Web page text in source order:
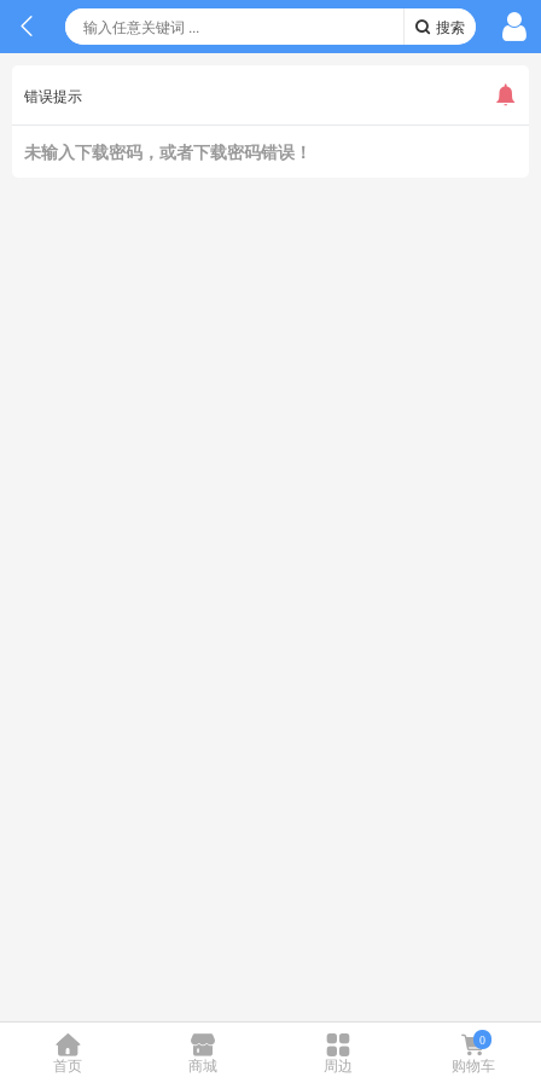
搜索
首页 商城 周边
0
购物车
错误提示
未输入下载密码，或者下载密码错误！